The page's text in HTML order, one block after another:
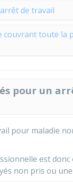
de travail
couvrant toute la
pour un
pour maladie
est donc
non pris ou